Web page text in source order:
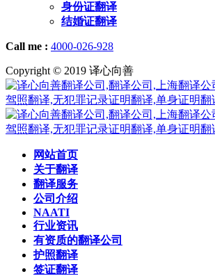
身份证翻译
结婚证翻译
Call me : 4000-026-928
Copyright © 2019 译心向善
网站首页
关于翻译
翻译服务
公司介绍
NAATI
行业资讯
有资质的翻译公司
护照翻译
签证翻译